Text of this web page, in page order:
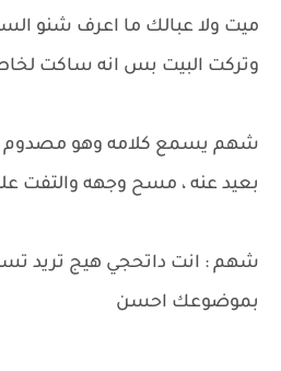
ميت ولا عبالك ما اعرف شنو
وتركت البيت بس انه ساكت
شهم يسمع كلامه وهو مصدوم ،
بعيد عنه ، مسح وجهه والتفت
شهم : انت داتحجي هيج تريد
بموضوعك احسن